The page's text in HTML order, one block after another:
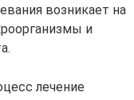
возникает на
и
лечение